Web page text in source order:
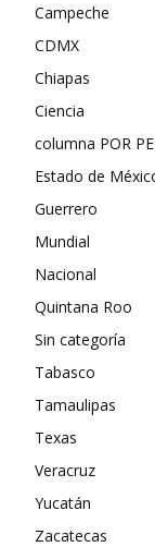
Campeche
CDMX
Chiapas
Ciencia
columna POR
Estado de
Guerrero
Mundial
Nacional
Quintana Roo
Sin categoría
Tabasco
Tamaulipas
Texas
Veracruz
Yucatán
Zacatecas